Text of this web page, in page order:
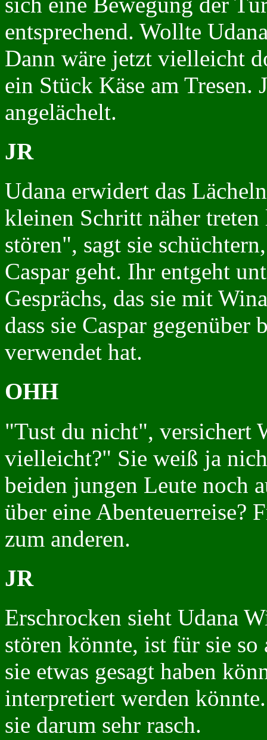
entsprechend. Wollte
Dann wäre jetzt vielleicht
ein Stück Käse am
angelächelt.
JR
Udana erwidert das
kleinen Schritt näher
stören", sagt sie
Caspar geht. Ihr entgeht
Gesprächs, das sie mit
dass sie Caspar
verwendet hat.
OHH
"Tust du nicht", versichert
vielleicht?" Sie weiß ja
beiden jungen Leute noch
über eine Abenteuerreise?
zum anderen.
JR
Erschrocken sieht Udana
stören könnte, ist für sie
sie etwas gesagt haben
interpretiert werden
sie darum sehr rasch.